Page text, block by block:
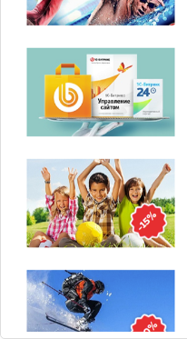
Обзор
пиццу
Полезным этот завтрак
употреблять не более
предпочтение